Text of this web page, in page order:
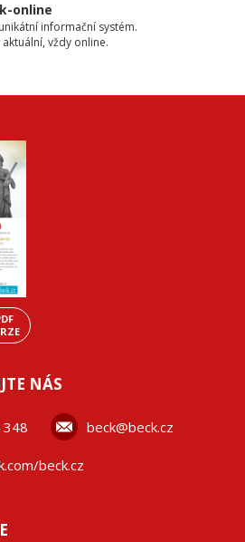
online
informační systém.
aktuální, vždy online.
NÁS
348 beck@beck.cz
beck.cz